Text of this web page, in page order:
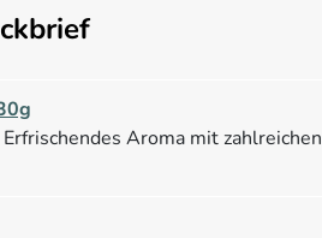
Aroma mit zahlreichen